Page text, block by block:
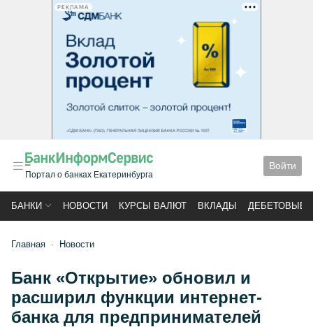
РЕКЛАМА
Портал о банках Екатеринбурга
Войти
БАНКИ НОВОСТИ КУРСЫ ВАЛЮТ ВКЛАДЫ ДЕБЕТОВЫЕ
Главная Новости
Банк «Открытие» обновил и
расширил функции интернет-
банка для предпринимателей